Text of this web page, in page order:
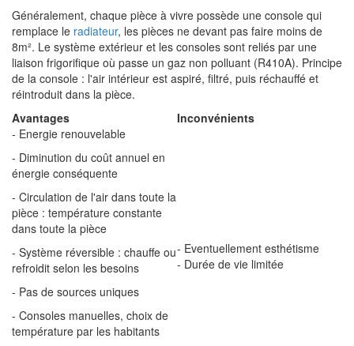
Généralement, chaque pièce à vivre possède une console qui
remplace le radiateur, les pièces ne devant pas faire moins de
8m². Le système extérieur et les consoles sont reliés par une
liaison frigorifique où passe un gaz non polluant (R410A). Principe
de la console : l'air intérieur est aspiré, filtré, puis réchauffé et
réintroduit dans la pièce.
Avantages
Inconvénients
- Energie renouvelable
- Diminution du coût annuel en
énergie conséquente
- Circulation de l'air dans toute la
pièce : température constante
dans toute la pièce
- Système réversible : chauffe ou
refroidit selon les besoins
- Pas de sources uniques
- Consoles manuelles, choix de
température par les habitants
- Eventuellement esthétisme
- Durée de vie limitée